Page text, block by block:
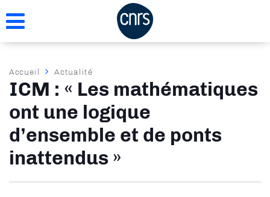
au
Fil
d'Ariane
Accueil Actualité
ICM : « Les mathématiques
ont une logique
d’ensemble et de ponts
inattendus »